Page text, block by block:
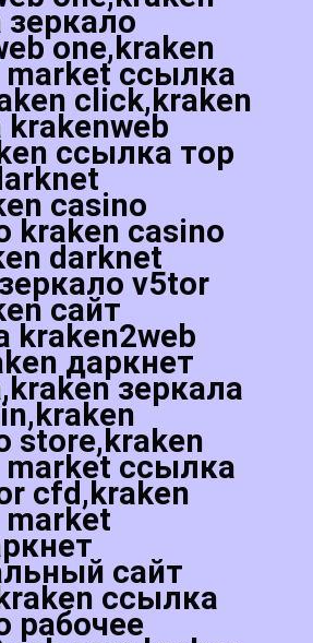
one,kraken
ссылка
click,kraken
ссылка тор
casino
kraken casino
darknet
v5tor
сайт
kraken2web
даркнет
зеркала
store,kraken
ссылка
cfd,kraken
сайт
ссылка
рабочее